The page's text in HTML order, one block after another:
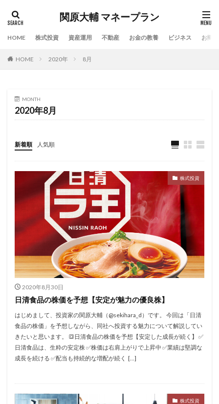
関原大輔 マネープラン
HOME 株式投資 資産運用 不動産 お金の教養 ビジネス お問
HOME 2020年 8月
MONTH
2020年8月
新着順 人気順
株式投資
2020年8月30日
日清食品の株価を予想【安定が魅力の優良株】
はじめまして、投資家の関原大輔（@sekihara_d）です。 今回は「日清
食品の株価」を予想しながら、同社へ投資する魅力について解説してい
きたいと思います。 🔳日清食品の株価を予想【安定した成長が続く】 ✅
日清食品は、生粋の安定株 ✅株価は右肩上がりで上昇中 ✅業績は堅調な
成長を続ける ✅配当も持続的な増配が続く  […]
株式投資